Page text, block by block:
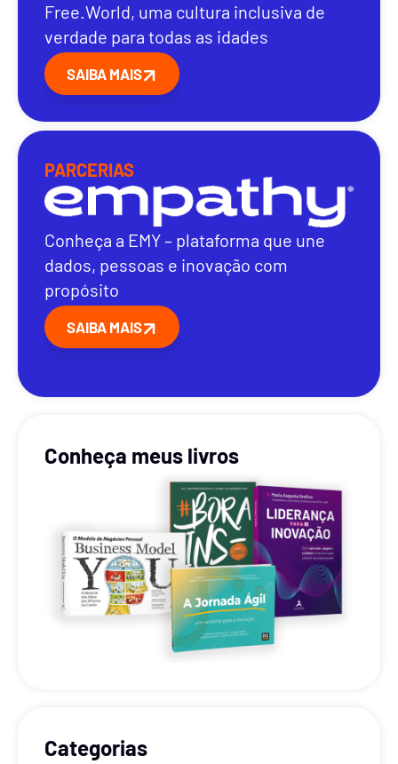
Free.World, uma cultura inclusiva de
verdade para todas as idades
SAIBA MAIS
PARCERIAS
Conheça a EMY – plataforma que une
dados, pessoas e inovação com
propósito
SAIBA MAIS
Conheça meus livros
Categorias